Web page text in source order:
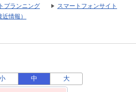
プランニング
スマートフォンサイト
情報）
中 大